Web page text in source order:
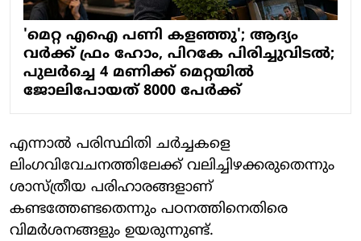
'മെറ്റ എഐ പണി കളഞ്ഞു'; ആദ്യം
വര്‍ക്ക് ഫ്രം ഹോം, പിറകേ പിരിച്ചുവിടല്‍;
പുലര്‍ച്ചെ 4 മണിക്ക് മെറ്റയില്‍
ജോലിപോയത് 8000 പേര്‍ക്ക്
എന്നാല്‍ പരിസ്ഥിതി ചര്‍ച്ചകളെ
ലിംഗവിവേചനത്തിലേക്ക് വലിച്ചിഴക്കരുതെന്നും
ശാസ്ത്രീയ പരിഹാരങ്ങളാണ്
കണ്ടത്തേണ്ടതെന്നും പഠനത്തിനെതിരെ
വിമര്‍ശനങ്ങളും ഉയരുന്നുണ്ട്.